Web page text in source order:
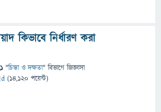
কিভাবে নির্ধারণ করা
"চিন্তা ও দক্ষতা" বিভাগে জিজ্ঞাসা
(14,120 পয়েন্ট)